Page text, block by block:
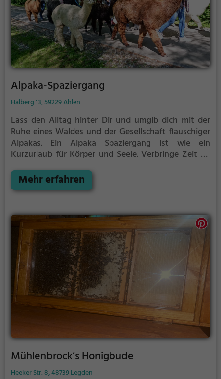
Alpaka-Spaziergang
Halberg 13, 59229 Ahlen
Lass den Alltag hinter Dir und umgib dich mit der
Ruhe eines Waldes und der Gesellschaft flauschiger
Alpakas. Ein Alpaka Spaziergang ist wie ein
Kurzurlaub für Körper und Seele. Verbringe Zeit an
Alpakas begeistern. Die Spaziergänge finden in
kleinen Gruppen in familiärer Atmosphäre statt. So
widmen und den Stress des Alltags für eine Weile
hinter dir lassen.
Mehr erfahren
Mühlenbrock’s Honigbude
Heeker Str. 8, 48739 Legden